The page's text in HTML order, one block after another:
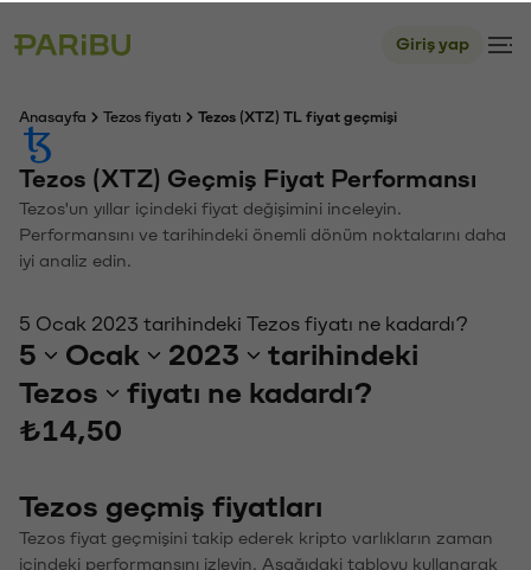
Giriş yap
Anasayfa Tezos fiyatı Tezos (XTZ) TL fiyat geçmişi
Tezos (XTZ) Geçmiş Fiyat Performansı
Tezos'un yıllar içindeki fiyat değişimini inceleyin.
Performansını ve tarihindeki önemli dönüm noktalarını daha
iyi analiz edin.
5 Ocak 2023 tarihindeki Tezos fiyatı ne kadardı?
5 Ocak 2023
tarihindeki
Tezos
fiyatı ne kadardı?
₺14,50
Tezos geçmiş fiyatları
Tezos fiyat geçmişini takip ederek kripto varlıkların zaman
içindeki performansını izleyin. Aşağıdaki tabloyu kullanarak